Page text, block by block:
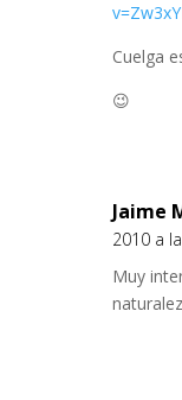
Cuelga
😉
Jaime
2010 a
Muy